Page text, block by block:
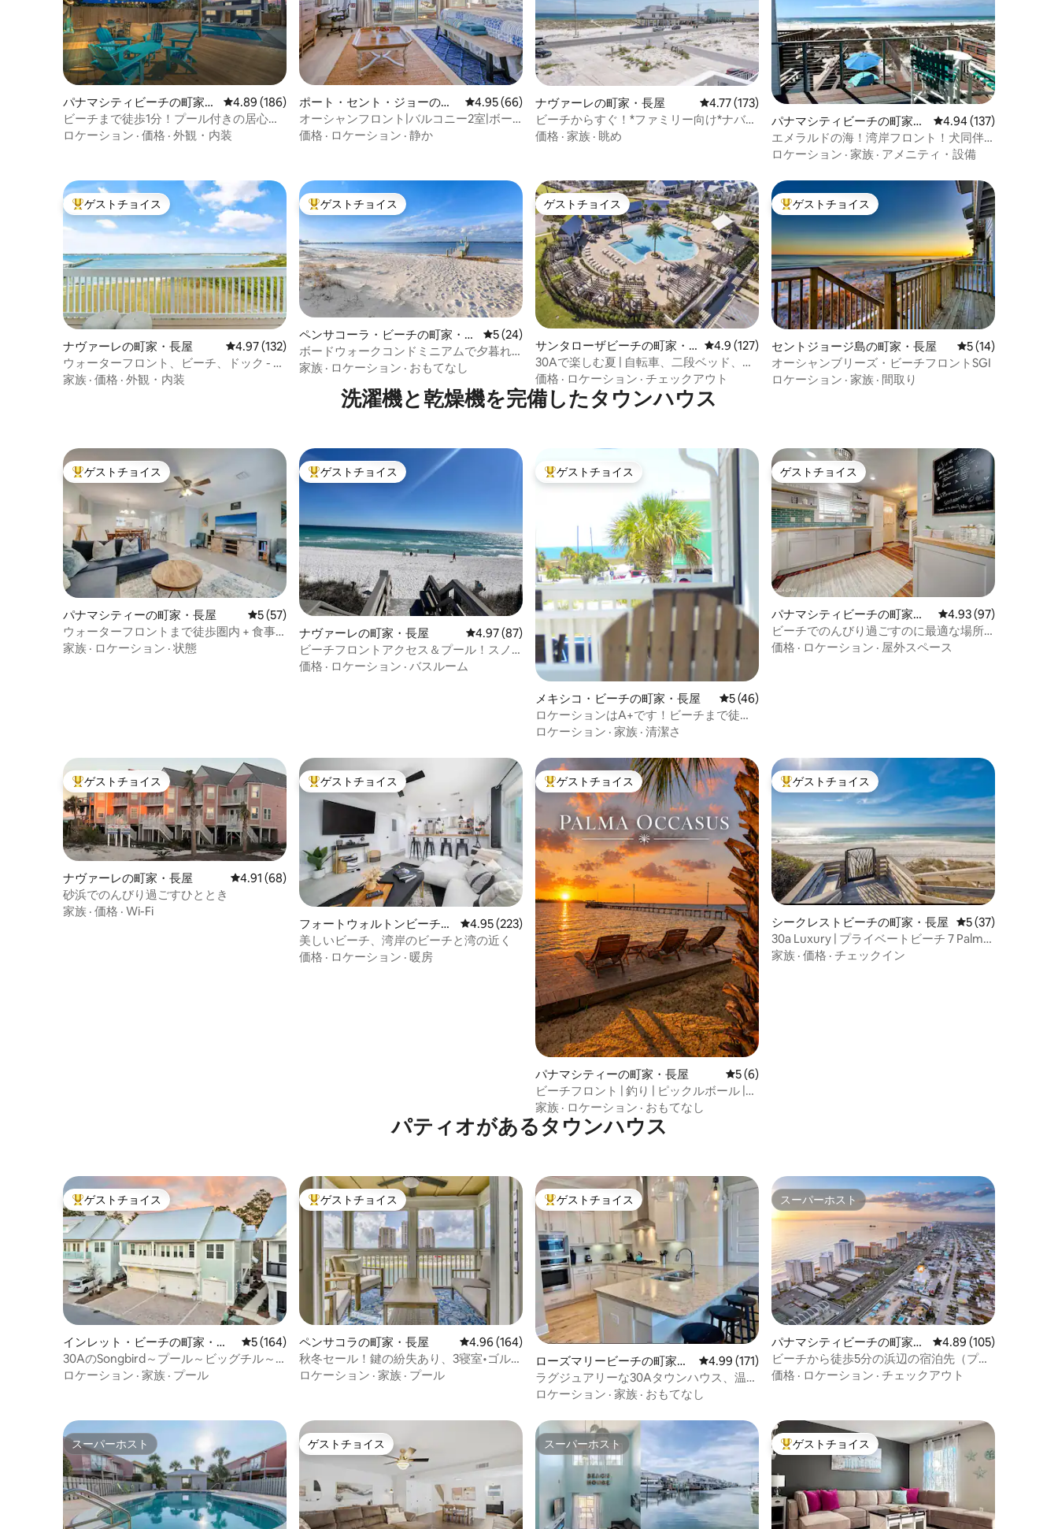
パナマシティビーチの町家・
長屋
レビュー186件、5つ星中4.89つ星の平均評価
4.89 (186)
ビーチまで徒歩1分！プール付きの居心地
の良い家（サイドB）
ロケーション · 価格 · 外観・内装
ポート・セント・ジョーの町
家・長屋
レビュー66件、5つ星中4.95つ星の平均評価
4.95 (66)
オーシャンフロント|バルコニー2室|ボー
ナス$150/日|犬同伴OK
価格 · ロケーション · 静か
ナヴァーレの町家・長屋 レビュー173件、5つ星中4.77つ星の平均評価
4.77 (173)
ビーチからすぐ！*ファミリー向け*ナバレ
ビーチ
価格 · 家族 · 眺め
パナマシティビーチの町家・
長屋
レビュー137件、5つ
4.94 (137)
エメラルドの海！湾岸フロント！犬同伴
OK！
ロケーション · 家族 · アメニティ・設備
大好評のゲストチョイスです。
ゲストチョイス
ナヴァーレの町家・長屋 レビュー132件、5つ星中4.97つ星の平均評価
4.97 (132)
ウォーターフロント、ビーチ、ドック - 塩
辛い空気を吸いながらのリトリート！
家族 · 価格 · 外観・内装
大好評のゲストチョイスです。
ゲストチョイス
ペンサコーラ・ビーチの町家・長
屋
レビュー24件、5つ星中5つ星の平均評価
5 (24)
ボードウォークコンドミニアムで夕暮れ
どきの交流会
家族 · ロケーション · おもてなし
ゲストチョイス
ゲストチョイス
サンタローザビーチの町家・
長屋
レビュー127件、5つ星中4.9つ星の平均評価
4.9 (127)
30Aで楽しむ夏 | 自転車、二段ベッド、ビ
ーチで過ごす日
価格 · ロケーション · チェックアウト
大好評のゲストチョイスです。
ゲストチョイス
セントジョージ島の町家・長屋 レビュー14件、5
5 (14)
オーシャンブリーズ・ビーチフロントSGI
ロケーション · 家族 · 間取り
洗濯機と乾燥機を完備したタウンハウス
大好評のゲストチョイスです。
ゲストチョイス
パナマシティーの町家・長屋 レビュー57件、5つ星中5つ星の平均評価
5 (57)
ウォーターフロントまで徒歩圏内 + 食事
付き - PCB近くの海岸沿いの宿泊先
家族 · ロケーション · 状態
大好評のゲストチョイスです。
ゲストチョイス
ナヴァーレの町家・長屋 レビュー87件、5つ星中4.97つ星の平均評価
4.97 (87)
ビーチフロントアクセス＆プール！スノ
ーバード大歓迎！
価格 · ロケーション · バスルーム
大好評のゲストチョイスです。
ゲストチョイス
メキシコ・ビーチの町家・長屋 レビュー46件、5つ星中5つ星の平均評価
5 (46)
ロケーションはA+です！ビーチまで徒歩
圏内です。高速道路を渡る必要はありま
ロケーション · 家族 · 清潔さ
ゲストチョイス
ゲストチョイス
パナマシティビーチの町家・
長屋
レビュー97件、5つ星
4.93 (97)
ビーチでのんびり過ごすのに最適な場所
です！ビーチまで徒歩2分です！
価格 · ロケーション · 屋外スペース
大好評のゲストチョイスです。
ゲストチョイス
ナヴァーレの町家・長屋 レビュー68件、5つ星中4.91つ星の平均評価
4.91 (68)
砂浜でのんびり過ごすひととき
家族 · 価格 · Wi-Fi
大好評のゲストチョイスです。
ゲストチョイス
フォートウォルトンビーチの
町家・長屋
レビュー223件、5つ星中4.95つ星の平均評価
4.95 (223)
美しいビーチ、湾岸のビーチと湾の近く
価格 · ロケーション · 暖房
大好評のゲストチョイスです。
ゲストチョイス
パナマシティーの町家・長屋 レビュー6件、5つ星中5つ星の平均評価
5 (6)
ビーチフロント | 釣り | ピックルボール |
焚き火台
家族 · ロケーション · おもてなし
大好評のゲストチョイスです。
ゲストチョイス
シークレストビーチの町家・長屋 レビュー37件、5
5 (37)
30a Luxury | プライベートビーチ 7 Palms
Pelican Circle
家族 · 価格 · チェックイン
パティオがあるタウンハウス
大好評のゲストチョイスです。
ゲストチョイス
インレット・ビーチの町家・長
屋
レビュー164件、5つ星中5つ星の平均評価
5 (164)
30AのSongbird～プール～ビッグチル～
プロミネンス
ロケーション · 家族 · プール
大好評のゲストチョイスです。
ゲストチョイス
ペンサコラの町家・長屋 レビュー164件、5つ星中4.96つ星の平均評価
4.96 (164)
秋冬セール！鍵の紛失あり、3寝室•ゴルフ
•プール•ビーチ
ロケーション · 家族 · プール
大好評のゲストチョイスです。
ゲストチョイス
ローズマリービーチの町家・
長屋
レビュー171件、5つ星中4.99つ星の平均評価
4.99 (171)
ラグジュアリーな30Aタウンハウス、温水
プール、CART、ビーチ、食事
ロケーション · 家族 · おもてなし
スーパーホスト
スーパーホスト
パナマシティビーチの町家・
長屋
レビュー105件、5つ
4.89 (105)
ビーチから徒歩5分の浜辺の宿泊先（プー
ル付き）
価格 · ロケーション · チェックアウト
スーパーホスト
スーパーホスト ゲストチョイス
ゲストチョイス スーパーホスト
スーパーホスト 大好評のゲストチョイスです。
ゲストチョイス